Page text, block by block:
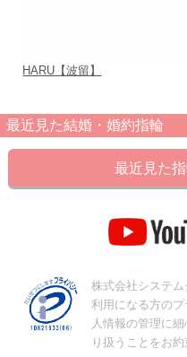
HARU【波留】
最近見た結婚・婚約指輪
最近見た
株式会社システ
利用になる方の
人情報の管理に
り扱うことをお約